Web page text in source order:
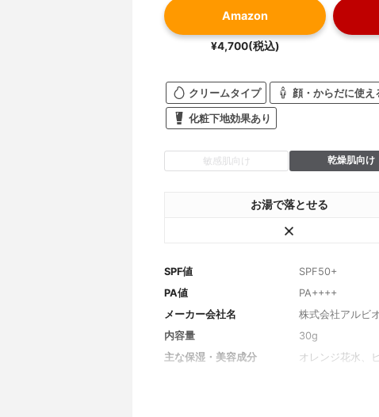
Amazon
¥4,700(税込)
クリームタイプ 顔・からだに使え
化粧下地効果あり
敏感肌向け 乾燥肌向け
お湯で落とせる
SPF値
SPF50+
PA値
PA++++
メーカー会社名
株式会社アルビ
内容量
30g
主な保湿・美容成分
オレンジ花水、
オレンジ花水、
ノナン酸イソト